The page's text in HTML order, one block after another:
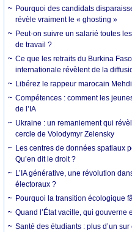
Pourquoi des candidats
révèle vraiment le « ghosting »
Peut-on suivre un salarié toutes
de travail ?
Ce que les retraits du Burkina
internationale révèlent de la
Libérez le rappeur marocain
Compétences : comment les
de l’IA
Ukraine : un remaniement qui
cercle de Volodymyr Zelensky
Les centres de données spatiaux
Qu’en dit le droit ?
L’IA générative, une révolution
électoraux ?
Pourquoi la transition écologique
Quand l’État vacille, qui gouverne
Santé des étudiants : plus d’un